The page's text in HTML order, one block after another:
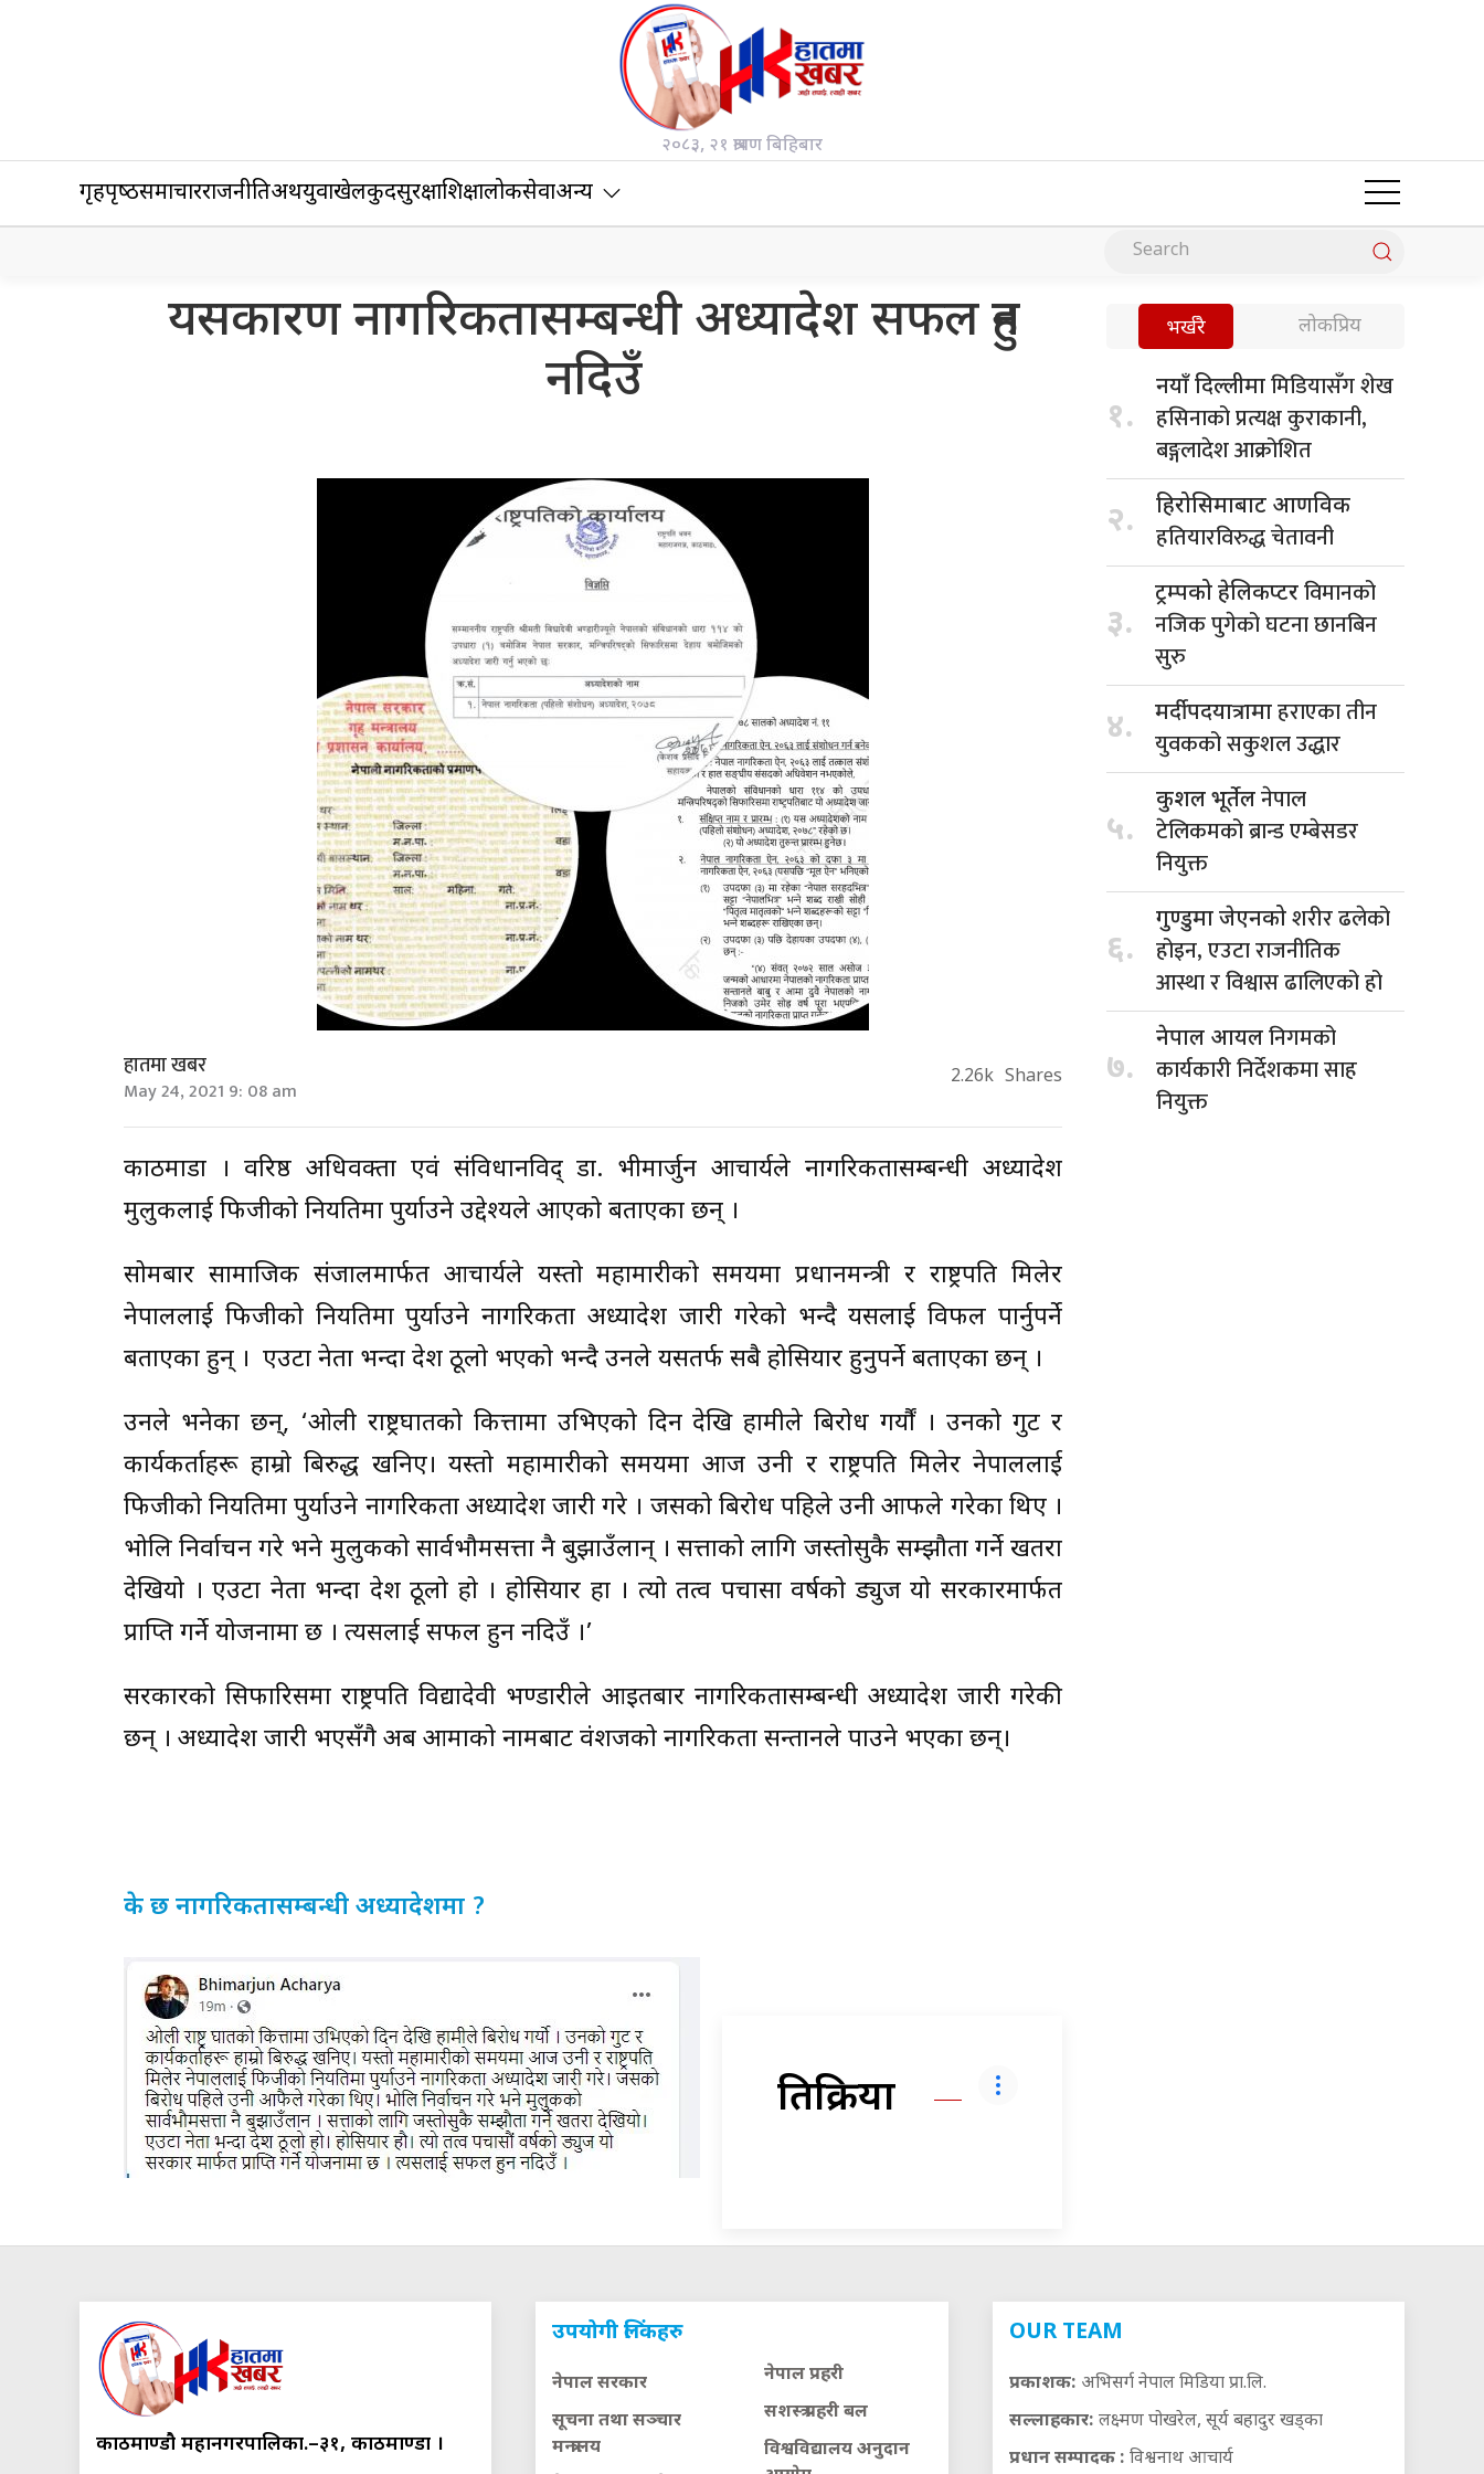
२०८३, २१ श्रावण बिहिबार
गृहपृष्‍ठसमाचारराजनीतिअर्थयुवाखेलकुदसुरक्षाशिक्षालोकसेवाअन्य
यसकारण नागरिकतासम्बन्धी अध्यादेश सफल हुन
नदिउँ
हातमा खबर
May 24, 2021 9: 08 am 2.26k Shares
काठमाडौं । वरिष्ठ अधिवक्ता एवं संविधानविद् डा. भीमार्जुन आचार्यले नागरिकतासम्बन्धी अध्यादेश
मुलुकलाई फिजीको नियतिमा पुर्याउने उद्देश्यले आएको बताएका छन् ।
सोमबार सामाजिक संजालमार्फत आचार्यले यस्तो महामारीको समयमा प्रधानमन्त्री र राष्ट्रपति मिलेर
नेपाललाई फिजीको नियतिमा पुर्याउने नागरिकता अध्यादेश जारी गरेको भन्दै यसलाई विफल पार्नुपर्ने
बताएका हुन् । एउटा नेता भन्दा देश ठूलो भएको भन्दै उनले यसतर्फ सबै होसियार हुनुपर्ने बताएका छन् ।
उनले भनेका छन्, ‘ओली राष्ट्रघातको कित्तामा उभिएको दिन देखि हामीले बिरोध गर्यौं । उनको गुट र
कार्यकर्ताहरू हाम्रो बिरुद्ध खनिए। यस्तो महामारीको समयमा आज उनी र राष्ट्रपति मिलेर नेपाललाई
फिजीको नियतिमा पुर्याउने नागरिकता अध्यादेश जारी गरे । जसको बिरोध पहिले उनी आफैंले गरेका थिए ।
भोलि निर्वाचन गरे भने मुलुकको सार्वभौमसत्ता नै बुझाउँलान् । सत्ताको लागि जस्तोसुकै सम्झौता गर्ने खतरा
देखियो । एउटा नेता भन्दा देश ठूलो हो । होसियार हौं । त्यो तत्व पचासौं वर्षको ड्युज यो सरकारमार्फत
प्राप्ति गर्ने योजनामा छ । त्यसलाई सफल हुन नदिउँ ।’
सरकारको सिफारिसमा राष्ट्रपति विद्यादेवी भण्डारीले आइतबार नागरिकतासम्बन्धी अध्यादेश जारी गरेकी
छन् । अध्यादेश जारी भएसँगै अब आमाको नामबाट वंशजको नागरिकता सन्तानले पाउने भएका छन्।
के छ नागरिकतासम्बन्धी अध्यादेशमा ?
प्रतिक्रिया
भर्खरै लोकप्रिय
१.
नयाँ दिल्लीमामिडियासँग शेख
हसिनाको प्रत्यक्ष कुराकानी,
बङ्गलादेश आक्रोशित
२. हिरोसिमाबाट आणविक
हतियारविरुद्ध चेतावनी
३.
ट्रम्पको हेलिकप्टरविमानको
नजिक पुगेको घटना छानबिन
सुरु
४. मर्दी पदयात्रामाहराएका तीन
युवकको सकुशल उद्धार
५.
कुशल भूर्तेलनेपाल
टेलिकमको ब्रान्ड एम्बेसडर
नियुक्त
६.
गुण्डुमा जेएनकोशरीर ढलेको
होइन, एउटा राजनीतिक
आस्था र विश्वास ढालिएको हो
७.
नेपाल आयलनिगमको
कार्यकारी निर्देशकमा साह
नियुक्त
काठमाण्डौ महानगरपालिका.–३१, काठमाण्डौं ।
उपयोगी लिंकहरु
नेपाल सरकार
सूचना तथा सञ्चार
मन्त्रालय
नेपाल प्रहरी
सशस्त्र प्रहरी बल
विश्वविद्यालय अनुदान
OUR TEAM
प्रकाशक: अभिसर्ग नेपाल मिडिया प्रा.लि.
सल्लाहकार: लक्ष्मण पोखरेल, सूर्य बहादुर खड्का
प्रधान सम्पादक : विश्वनाथ आचार्य